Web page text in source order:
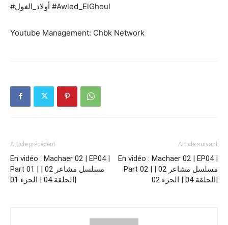
#أولاد_الغول​ #Awled_ElGhoul​ ​
Youtube Management: Chbk Network
Article précédent
En vidéo : Machaer 02 | EP04 |
Part 01 | مسلسل مشاعر 02 |
الحلقة 04 | الجزء 01|
Article suivant
En vidéo : Machaer 02 | EP04 |
Part 02 | مسلسل مشاعر 02 |
الحلقة 04 | الجزء 02|